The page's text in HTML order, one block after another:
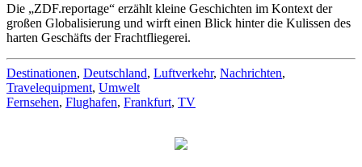
Die „ZDF.reportage“ erzählt kleine Geschichten im Kontext der
großen Globalisierung und wirft einen Blick hinter die Kulissen des
harten Geschäfts der Frachtfliegerei.
Destinationen, Deutschland, Luftverkehr, Nachrichten,
Travelequipment, Umwelt
Fernsehen, Flughafen, Frankfurt, TV